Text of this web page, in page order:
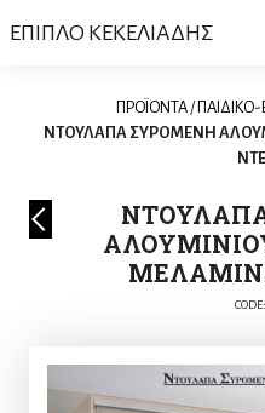
ΕΠΙΠΛΟ ΚΕΚΕΛΙΑΔΗΣ
ΠΡΟΪΟΝΤΑ /
ΝΤΟΥΛΑΠΑ ΣΥΡΟΜΕΝΗ
CODE: